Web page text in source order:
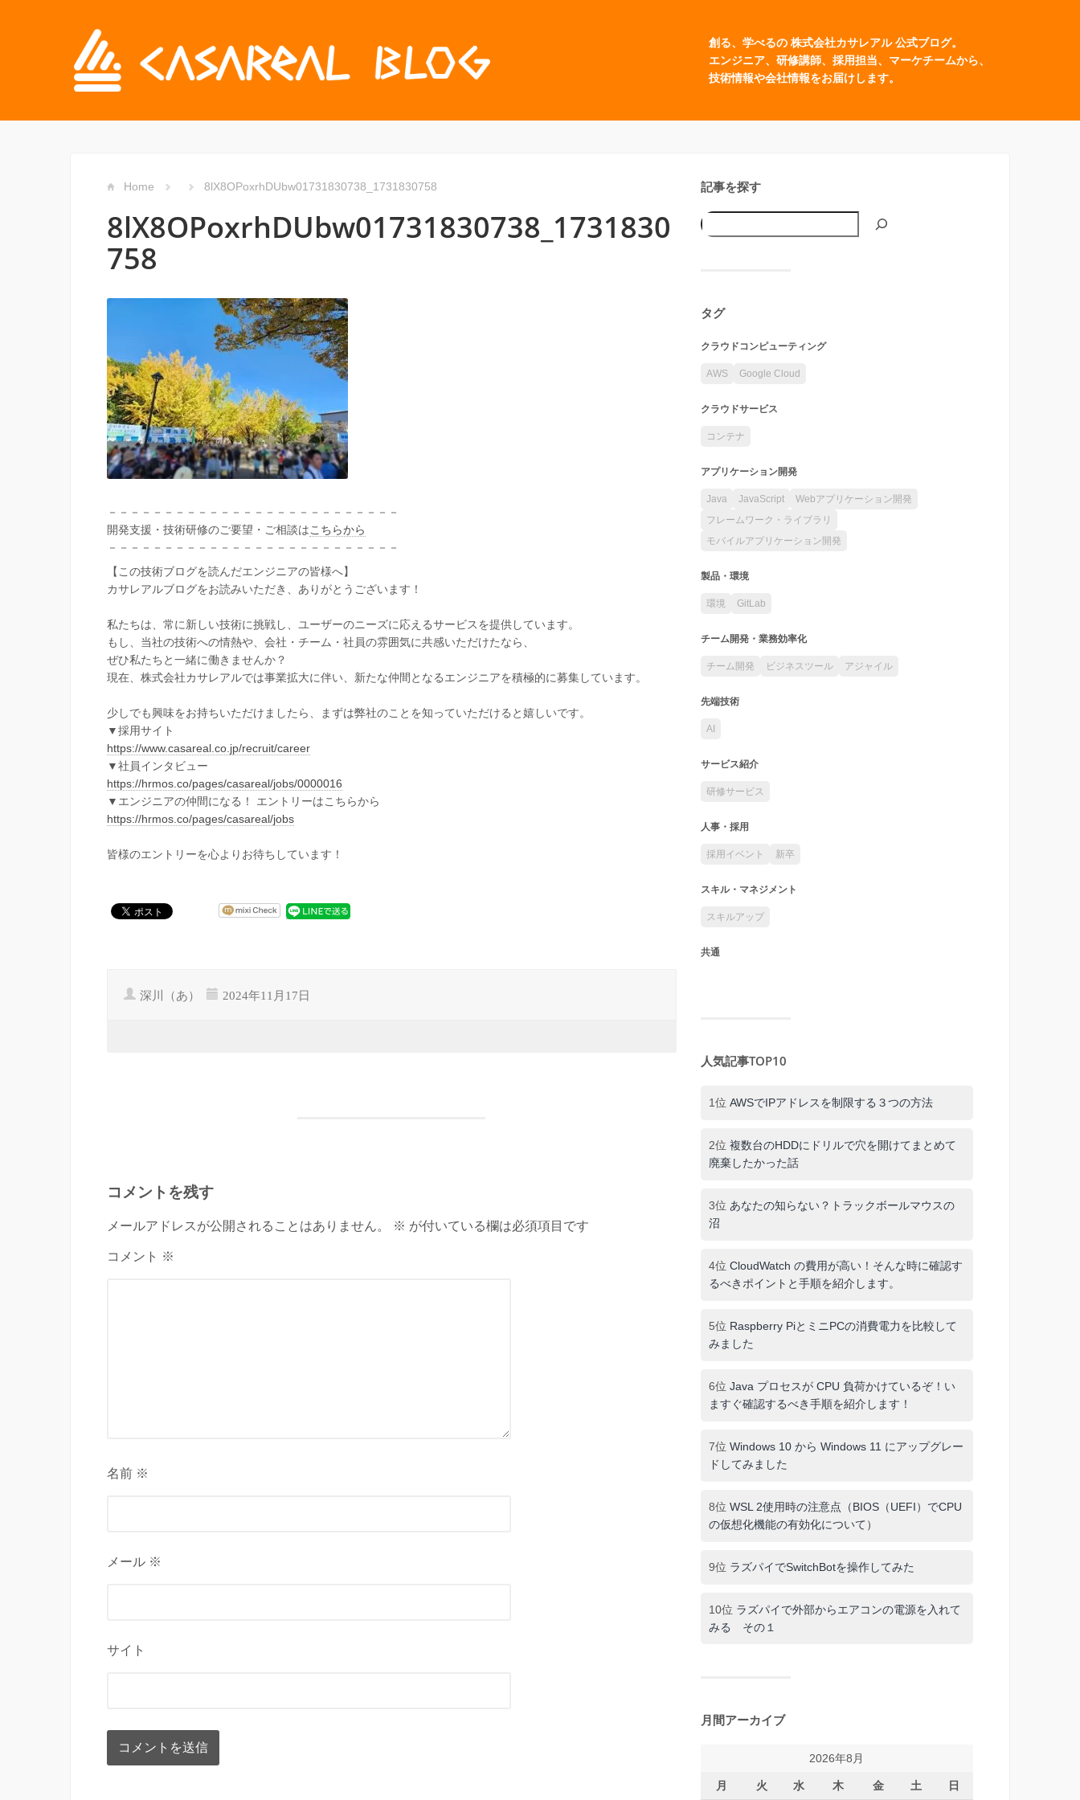
創る、学べるの 株式会社カサレアル 公式ブログ。
エンジニア、研修講師、採用担当、マーケチームから、
技術情報や会社情報をお届けします。
Home 8lX8OPoxrhDUbw01731830738_1731830758
8lX8OPoxrhDUbw01731830738_1731830
758
－－－－－－－－－－－－－－－－－－－－－－－－－－
開発支援・技術研修のご要望・ご相談はこちらから
－－－－－－－－－－－－－－－－－－－－－－－－－－
【この技術ブログを読んだエンジニアの皆様へ】
カサレアルブログをお読みいただき、ありがとうございます！
私たちは、常に新しい技術に挑戦し、ユーザーのニーズに応えるサービスを提供しています。
もし、当社の技術への情熱や、会社・チーム・社員の雰囲気に共感いただけたなら、
ぜひ私たちと一緒に働きませんか？
現在、株式会社カサレアルでは事業拡大に伴い、新たな仲間となるエンジニアを積極的に募集しています。
少しでも興味をお持ちいただけましたら、まずは弊社のことを知っていただけると嬉しいです。
▼採用サイト
https://www.casareal.co.jp/recruit/career
▼社員インタビュー
https://hrmos.co/pages/casareal/jobs/0000016
▼エンジニアの仲間になる！ エントリーはこちらから
https://hrmos.co/pages/casareal/jobs
皆様のエントリーを心よりお待ちしています！
深川（あ） 2024年11月17日
コメントを残す
メールアドレスが公開されることはありません。 ※ が付いている欄は必須項目です
コメント ※
名前 ※
メール ※
サイト
記事を探す
タグ
クラウドコンピューティング
AWS Google Cloud
クラウドサービス
コンテナ
アプリケーション開発
Java JavaScript
Webアプリケーション開発
フレームワーク・ライブラリ
モバイルアプリケーション開発
製品・環境
環境 GitLab
チーム開発・業務効率化
チーム開発 ビジネスツール アジャイル
先端技術
AI
サービス紹介
研修サービス
人事・採用
採用イベント 新卒
スキル・マネジメント
スキルアップ
共通
人気記事TOP10
1位 AWSでIPアドレスを制限する３つの方法
2位 複数台のHDDにドリルで穴を開けてまとめて
廃棄したかった話
3位 あなたの知らない？トラックボールマウスの
沼
4位 CloudWatch の費用が高い！そんな時に確認す
るべきポイントと手順を紹介します。
5位 Raspberry PiとミニPCの消費電力を比較して
みました
6位 Java プロセスが CPU 負荷かけているぞ！い
ますぐ確認するべき手順を紹介します！
7位 Windows 10 から Windows 11 にアップグレー
ドしてみました
8位 WSL 2使用時の注意点（BIOS（UEFI）でCPU
の仮想化機能の有効化について）
9位 ラズパイでSwitchBotを操作してみた
10位 ラズパイで外部からエアコンの電源を入れて
みる その１
月間アーカイブ
2026年8月
月 火 水 木 金 土 日